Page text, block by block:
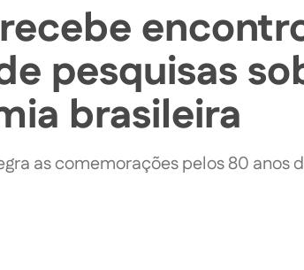
pesquisas
brasileira
as comemorações pelos 80 anos